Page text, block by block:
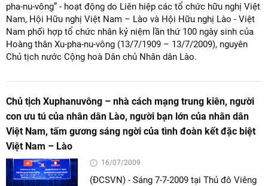
pha-nu-vông” - hoạt động do Liên hiệp các tổ chức hữu nghị Việt
Nam, Hội Hữu nghị Việt Nam – Lào và Hội Hữu nghị Lào - Việt
Nam phối hợp tổ chức nhân kỷ niệm lần thứ 100 ngày sinh của
Hoàng thân Xu-pha-nu-vông (13/7/1909 – 13/7/2009), nguyên
Chủ tịch nước Cộng hoà Dân chủ Nhân dân Lào.
Chủ tịch Xuphanuvông – nhà cách mạng trung kiên, người
con ưu tú của nhân dân Lào, người bạn lớn của nhân dân
Việt Nam, tấm gương sáng ngời của tình đoàn kết đặc biệt
Việt Nam – Lào
16/07/2009
(ĐCSVN) - Sáng 7-7-2009 tại Thủ đô Viêng